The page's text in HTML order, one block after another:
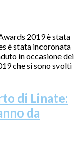
2019 è stata
è stata incoronata
in occasione dei
che si sono svolti
di Linate:
da